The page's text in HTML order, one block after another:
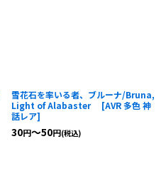
雪花石を率いる者、ブルーナ/Bruna,
Light of Alabaster
[AVR 多色 神
話レア]
30円～50円(税込)